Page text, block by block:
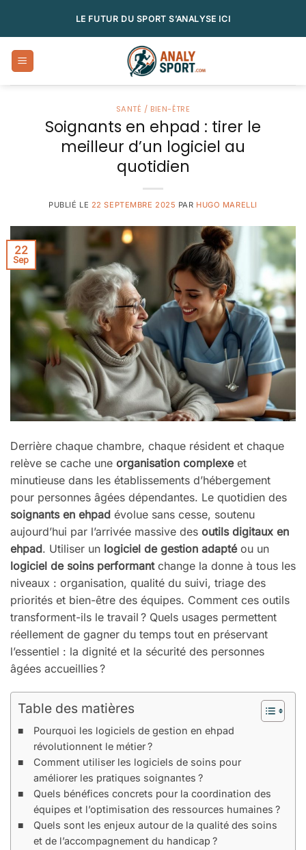
LE FUTUR DU SPORT S’ANALYSE ICI
SANTÉ / BIEN-ÊTRE
Soignants en ehpad : tirer le
meilleur d’un logiciel au
quotidien
PUBLIÉ LE 22 SEPTEMBRE 2025 PAR HUGO MARELLI
22
Sep
Derrière chaque chambre, chaque résident et chaque
relève se cache une organisation complexeet
minutieuse dans les établissements d’hébergement
pour personnes âgées dépendantes. Le quotidien des
soignants en ehpad évolue sans cesse, soutenu
aujourd’hui par l’arrivée massive des outils digitaux en
ehpad. Utiliser un logiciel de gestion adaptéou un
logiciel de soins performantchange la donne à tous les
niveaux : organisation, qualité du suivi, triage des
priorités et bien-être des équipes. Comment ces outils
transforment-ils le travail ? Quels usages permettent
réellement de gagner du temps tout en préservant
l’essentiel : la dignité et la sécurité des personnes
âgées accueillies ?
Table des matières
Pourquoi les logiciels de gestion en ehpad
révolutionnent le métier ?
Comment utiliser les logiciels de soins pour
améliorer les pratiques soignantes ?
Quels bénéfices concrets pour la coordination des
équipes et l’optimisation des ressources humaines ?
Quels sont les enjeux autour de la qualité des soins
et de l’accompagnement du handicap ?